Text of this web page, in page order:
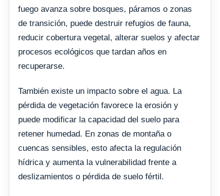
fuego avanza sobre bosques, páramos o zonas
de transición, puede destruir refugios de fauna,
reducir cobertura vegetal, alterar suelos y afectar
procesos ecológicos que tardan años en
recuperarse.
También existe un impacto sobre el agua. La
pérdida de vegetación favorece la erosión y
puede modificar la capacidad del suelo para
retener humedad. En zonas de montaña o
cuencas sensibles, esto afecta la regulación
hídrica y aumenta la vulnerabilidad frente a
deslizamientos o pérdida de suelo fértil.